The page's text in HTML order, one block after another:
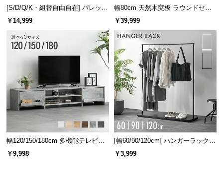
[S/D/Q/K・組替自由自在] パレット
ベッド 8/12/16枚セット
￥14,999
幅80cm 天然木突板 ラウンドセン
ターテーブル 美しい格子デザイン
￥39,999
幅120/150/180cm 多機能テレビボ
ード 木目/石目調 オープン収納・
￥9,998
[幅60/90/120cm] ハンガーラック
スチール 4段階高さ調節 サイドフ
￥3,999